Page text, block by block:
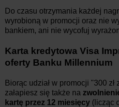
Do czasu otrzymania każdej
wyrobioną w promocji oraz nie
bankiem, ani nie wycofuj
Karta kredytowa Visa
oferty Banku Millennium
Biorąc udział w promocji "300
załapiesz się także na
kartę przez 12 miesięcy (licząc